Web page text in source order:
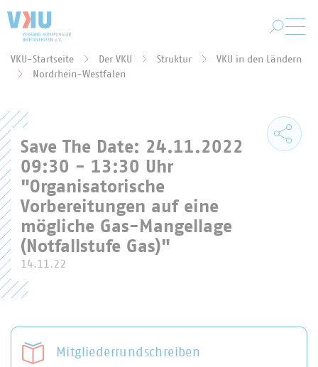
Sie befinden sich hier:
VKU-Startseite Der VKU Struktur
VKU in den Ländern
Nordrhein-Westfalen
Save The Date: 24.11.2022
09:30 - 13:30 Uhr
"Organisatorische
Vorbereitungen auf eine
mögliche Gas-Mangellage
(Notfallstufe Gas)"
14.11.22
Mitgliederrundschreiben